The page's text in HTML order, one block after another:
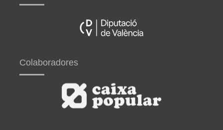
Colaboradores